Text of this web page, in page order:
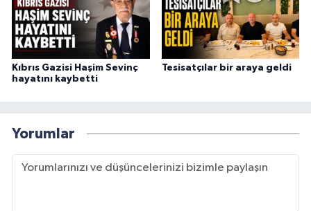
Kıbrıs Gazisi Haşim Sevinç
hayatını kaybetti
Tesisatçılar bir araya geldi
Yorumlar